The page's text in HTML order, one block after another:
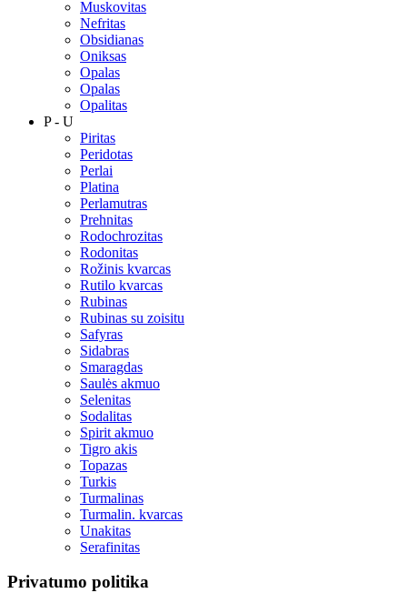
Muskovitas
Nefritas
Obsidianas
Oniksas
Opalas
Opalas
Opalitas
P - U
Piritas
Peridotas
Perlai
Platina
Perlamutras
Prehnitas
Rodochrozitas
Rodonitas
Rožinis kvarcas
Rutilo kvarcas
Rubinas
Rubinas su zoisitu
Safyras
Sidabras
Smaragdas
Saulės akmuo
Selenitas
Sodalitas
Spirit akmuo
Tigro akis
Topazas
Turkis
Turmalinas
Turmalin. kvarcas
Unakitas
Serafinitas
Privatumo politika